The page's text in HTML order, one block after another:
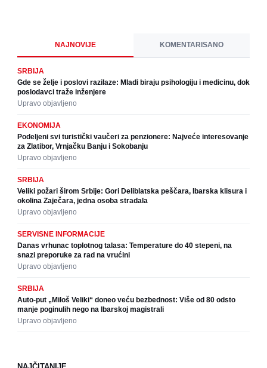
NAJNOVIJE KOMENTARISANO
SRBIJA
Gde se želje i poslovi razilaze: Mladi biraju psihologiju i medicinu, dok
poslodavci traže inženjere
Upravo objavljeno
EKONOMIJA
Podeljeni svi turistički vaučeri za penzionere: Najveće interesovanje
za Zlatibor, Vrnjačku Banju i Sokobanju
Upravo objavljeno
SRBIJA
Veliki požari širom Srbije: Gori Deliblatska peščara, Ibarska klisura i
okolina Zaječara, jedna osoba stradala
Upravo objavljeno
SERVISNE INFORMACIJE
Danas vrhunac toplotnog talasa: Temperature do 40 stepeni, na
snazi preporuke za rad na vrućini
Upravo objavljeno
SRBIJA
Auto-put „Miloš Veliki“ doneo veću bezbednost: Više od 80 odsto
manje poginulih nego na Ibarskoj magistrali
Upravo objavljeno